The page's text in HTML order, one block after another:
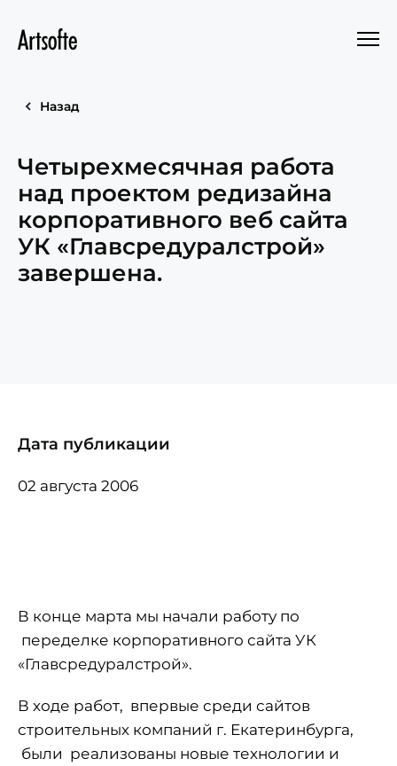
Назад
Четырехмесячная работа
над проектом редизайна
корпоративного веб сайта
УК «Главсредуралстрой»
завершена.
В конце марта мы начали работу по
переделке корпоративного сайта УК
«Главсредуралстрой».
В ходе работ, впервые среди сайтов
строительных компаний г. Екатеринбурга,
были реализованы новые технологии и
Дата публикации
02 августа 2006